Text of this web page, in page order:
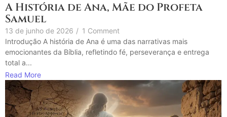
A História de Ana, Mãe do Profeta
Samuel
13 de junho de 2026 / 1 Comment
Introdução A história de Ana é uma das narrativas mais
emocionantes da Bíblia, refletindo fé, perseverança e entrega
total a...
Read More